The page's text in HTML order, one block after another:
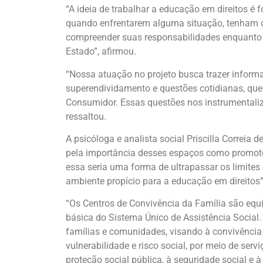
“A ideia de trabalhar a educação em direitos é
quando enfrentarem alguma situação, tenham
compreender suas responsabilidades
Estado”, afirmou.
“Nossa atuação no projeto busca trazer
superendividamento e questões cotidianas,
Consumidor. Essas questões nos
ressaltou.
A psicóloga e analista social Priscilla Correia
pela importância desses espaços como
essa seria uma forma de ultrapassar os
ambiente propício para a educação em
“Os Centros de Convivência da Família são
básica do Sistema Único de Assistência
famílias e comunidades, visando à
vulnerabilidade e risco social, por meio de
proteção social pública, à seguridade social e